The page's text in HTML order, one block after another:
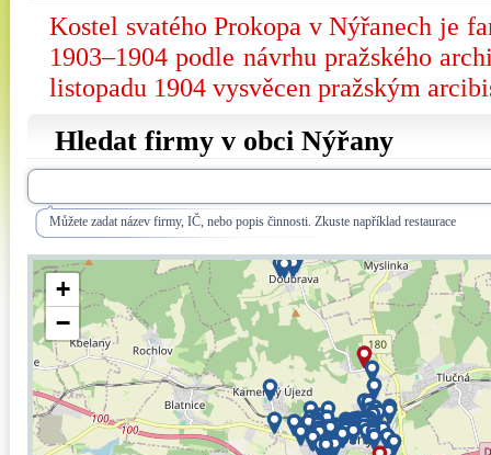
Kostel svatého Prokopa v Nýřanech je
1903–1904 podle návrhu pražského
listopadu 1904 vysvěcen pražským
Hledat firmy v obci Nýřany
Můžete zadat název firmy, IČ, nebo popis činnosti. Zkuste například restaurace
+
−